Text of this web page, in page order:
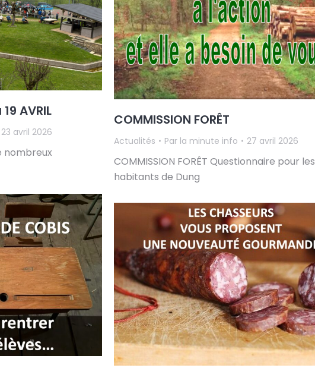
COMMISSION FORÊT
Actualités Par la minute info 27 avril 2026
COMMISSION FORÊT Questionnaire pour les
habitants de Dung
AVRIL
23 avril 2026
nombreux